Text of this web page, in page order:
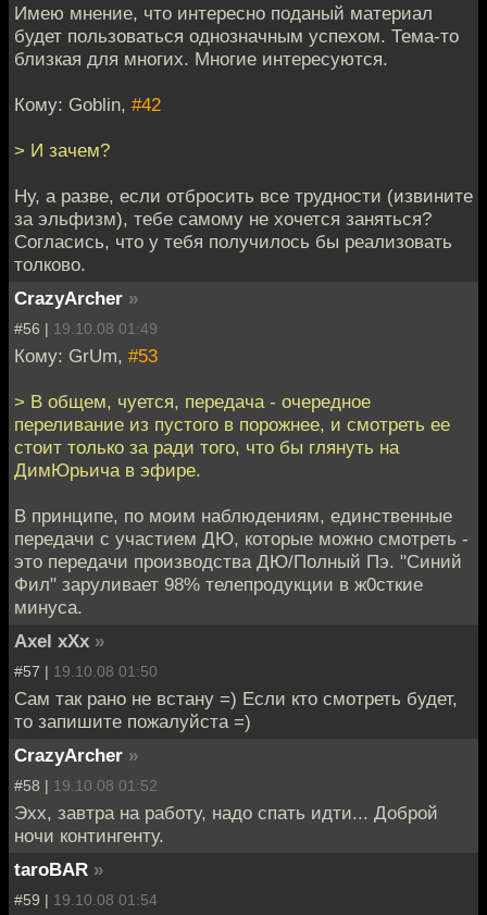
Имею мнение, что интересно поданый материал
будет пользоваться однозначным успехом. Тема-то
близкая для многих. Многие интересуются.
Кому: Goblin, #42
> И зачем?
Ну, а разве, если отбросить все трудности (извините
за эльфизм), тебе самому не хочется заняться?
Согласись, что у тебя получилось бы реализовать
толково.
CrazyArcher »
#56 | 19.10.08 01:49
Кому: GrUm, #53
> В общем, чуется, передача - очередное
переливание из пустого в порожнее, и смотреть ее
стоит только за ради того, что бы глянуть на
ДимЮрьича в эфире.
В принципе, по моим наблюдениям, единственные
передачи с участием ДЮ, которые можно смотреть -
это передачи производства ДЮ/Полный Пэ. "Синий
Фил" заруливает 98% телепродукции в ж0сткие
минуса.
Axel xXx »
#57 | 19.10.08 01:50
Сам так рано не встану =) Если кто смотреть будет,
то запишите пожалуйста =)
CrazyArcher »
#58 | 19.10.08 01:52
Эхх, завтра на работу, надо спать идти... Доброй
ночи контингенту.
taroBAR »
#59 | 19.10.08 01:54